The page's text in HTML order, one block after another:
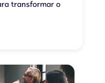
transformar o